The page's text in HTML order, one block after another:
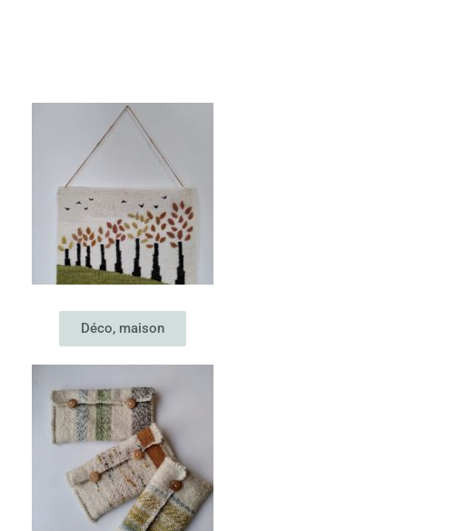
Déco, maison